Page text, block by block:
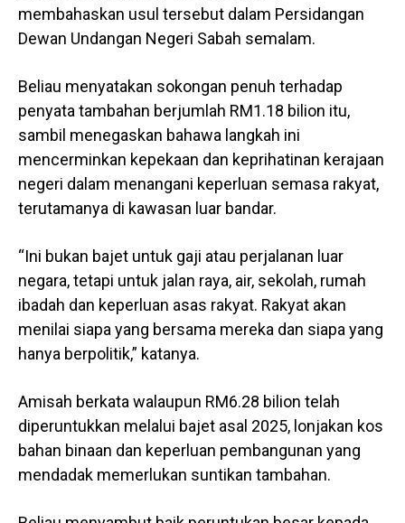
membahaskan usul tersebut dalam Persidangan
Dewan Undangan Negeri Sabah semalam.
Beliau menyatakan sokongan penuh terhadap
penyata tambahan berjumlah RM1.18 bilion itu,
sambil menegaskan bahawa langkah ini
mencerminkan kepekaan dan keprihatinan kerajaan
negeri dalam menangani keperluan semasa rakyat,
terutamanya di kawasan luar bandar.
“Ini bukan bajet untuk gaji atau perjalanan luar
negara, tetapi untuk jalan raya, air, sekolah, rumah
ibadah dan keperluan asas rakyat. Rakyat akan
menilai siapa yang bersama mereka dan siapa yang
hanya berpolitik,” katanya.
Amisah berkata walaupun RM6.28 bilion telah
diperuntukkan melalui bajet asal 2025, lonjakan kos
bahan binaan dan keperluan pembangunan yang
mendadak memerlukan suntikan tambahan.